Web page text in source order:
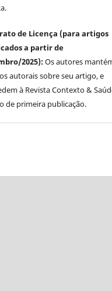
de Licença (para artigos
a partir de
2025):Os autores
autorais sobre seu artigo, e
à Revista Contexto &
de primeira publicação.